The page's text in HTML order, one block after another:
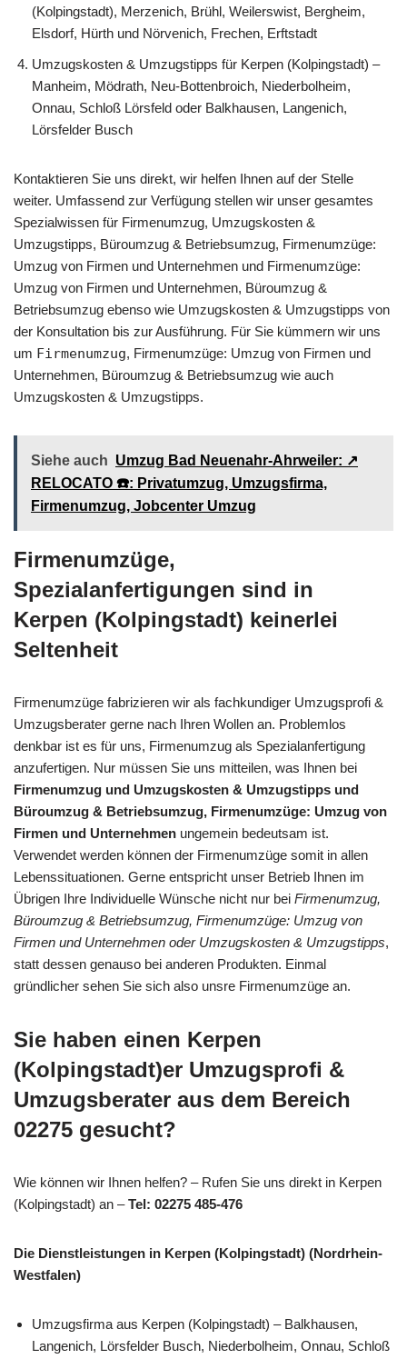
(Kolpingstadt), Merzenich, Brühl, Weilerswist, Bergheim,
Elsdorf, Hürth und Nörvenich, Frechen, Erftstadt
Umzugskosten & Umzugstipps für Kerpen (Kolpingstadt) –
Manheim, Mödrath, Neu-Bottenbroich, Niederbolheim,
Onnau, Schloß Lörsfeld oder Balkhausen, Langenich,
Lörsfelder Busch
Kontaktieren Sie uns direkt, wir helfen Ihnen auf der Stelle
weiter. Umfassend zur Verfügung stellen wir unser gesamtes
Spezialwissen für Firmenumzug, Umzugskosten &
Umzugstipps, Büroumzug & Betriebsumzug, Firmenumzüge:
Umzug von Firmen und Unternehmen und Firmenumzüge:
Umzug von Firmen und Unternehmen, Büroumzug &
Betriebsumzug ebenso wie Umzugskosten & Umzugstipps von
der Konsultation bis zur Ausführung. Für Sie kümmern wir uns
um Firmenumzug, Firmenumzüge: Umzug von Firmen und
Unternehmen, Büroumzug & Betriebsumzug wie auch
Umzugskosten & Umzugstipps.
Siehe auch Umzug Bad Neuenahr-Ahrweiler: ↗️
RELOCATO ☎️: Privatumzug, Umzugsfirma,
Firmenumzug, Jobcenter Umzug
Firmenumzüge,
Spezialanfertigungen sind in
Kerpen (Kolpingstadt) keinerlei
Seltenheit
Firmenumzüge fabrizieren wir als fachkundiger Umzugsprofi &
Umzugsberater gerne nach Ihren Wollen an. Problemlos
denkbar ist es für uns, Firmenumzug als Spezialanfertigung
anzufertigen. Nur müssen Sie uns mitteilen, was Ihnen bei
Firmenumzug und Umzugskosten & Umzugstipps und
Büroumzug & Betriebsumzug, Firmenumzüge: Umzug von
Firmen und Unternehmen ungemein bedeutsam ist.
Verwendet werden können der Firmenumzüge somit in allen
Lebenssituationen. Gerne entspricht unser Betrieb Ihnen im
Übrigen Ihre Individuelle Wünsche nicht nur bei Firmenumzug,
Büroumzug & Betriebsumzug, Firmenumzüge: Umzug von
Firmen und Unternehmen oder Umzugskosten & Umzugstipps,
statt dessen genauso bei anderen Produkten. Einmal
gründlicher sehen Sie sich also unsre Firmenumzüge an.
Sie haben einen Kerpen
(Kolpingstadt)er Umzugsprofi &
Umzugsberater aus dem Bereich
02275 gesucht?
Wie können wir Ihnen helfen? – Rufen Sie uns direkt in Kerpen
(Kolpingstadt) an –Tel: 02275 485-476
Die Dienstleistungen in Kerpen (Kolpingstadt) (Nordrhein-
Westfalen)
Umzugsfirma aus Kerpen (Kolpingstadt) – Balkhausen,
Langenich, Lörsfelder Busch, Niederbolheim, Onnau, Schloß